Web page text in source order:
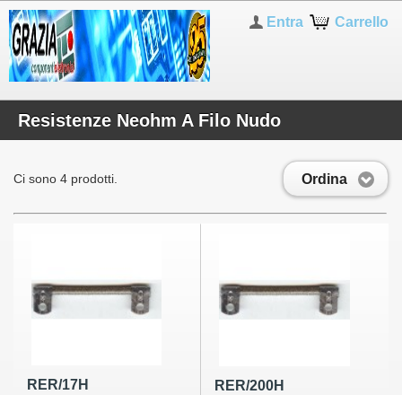
Carrello
Entra
Resistenze Neohm A Filo Nudo
Ordina
Ci sono 4 prodotti.
RER/17H RER/200H